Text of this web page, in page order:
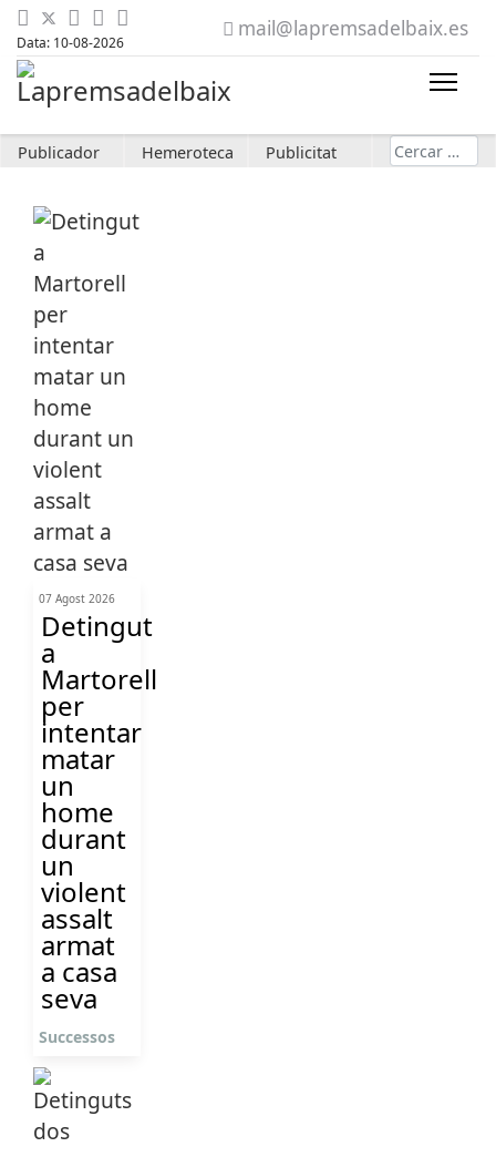
Data: 10-08-2026
mail@lapremsadelbaix.es
Publicador Hemeroteca Publicitat Cerca
07 Agost 2026
Detingut
a
Martorell
per
intentar
matar
un
home
durant
un
violent
assalt
armat
a casa
seva
Successos